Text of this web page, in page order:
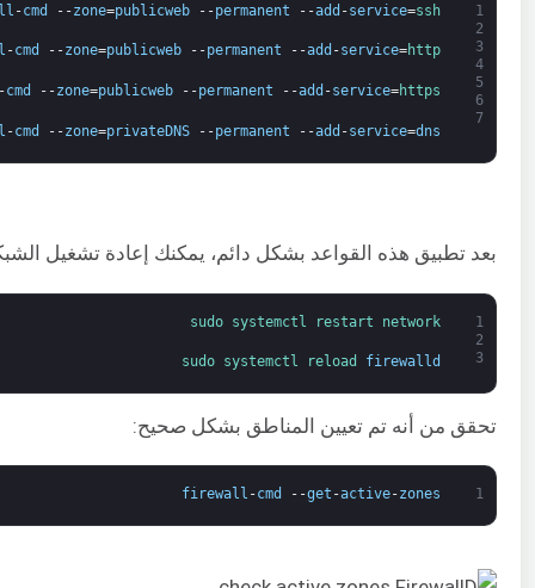
1
2
3
4
5
6
7
-cmd --zone=publicweb --permanent --add -service=ssh
-cmd --zone=publicweb --permanent --add -service=http
cmd --zone=publicweb --permanent --add -service=https
-cmd --zone=privateDNS --permanent --add -service=dns
بعد تطبيق هذه القواعد بشكل دائم، يمكنك إعادة تشغيل
1
2
3
sudo systemctl restart network
sudo systemctl reload firewalld
تحقق من أنه تم تعيين المناطق بشكل صحيح:
1
firewall -cmd --get -active-zones